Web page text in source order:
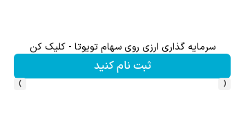
سرمایه گذاری ارزی روی سهام تویوتا - کلیک کن
ثبت نام کنید
‹
›